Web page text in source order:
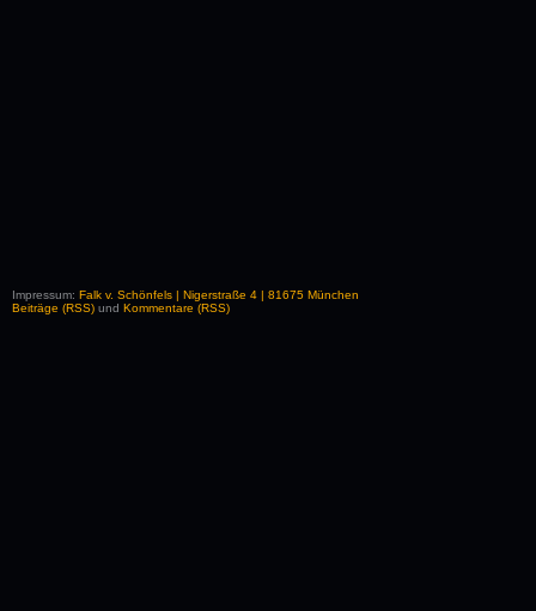
Impressum: Falk v. Schönfels | Nigerstraße 4 | 81675 München
Beiträge (RSS) und Kommentare (RSS)